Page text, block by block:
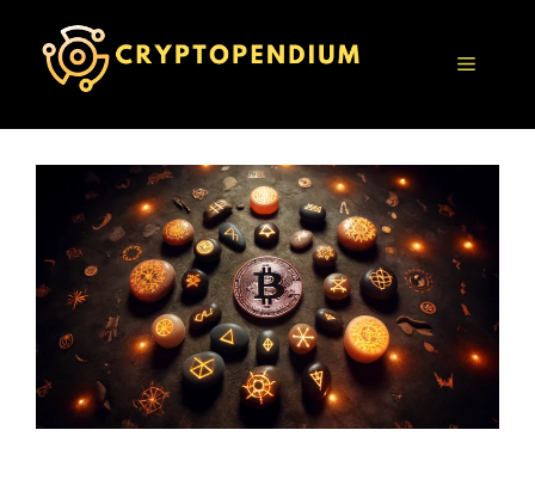
contenido
Menú